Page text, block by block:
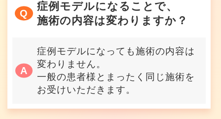
症例モデルになることで、
施術の内容は変わりますか？
症例モデルになっても施術の内容は
変わりません。
一般の患者様とまったく同じ施術を
お受けいただきます。